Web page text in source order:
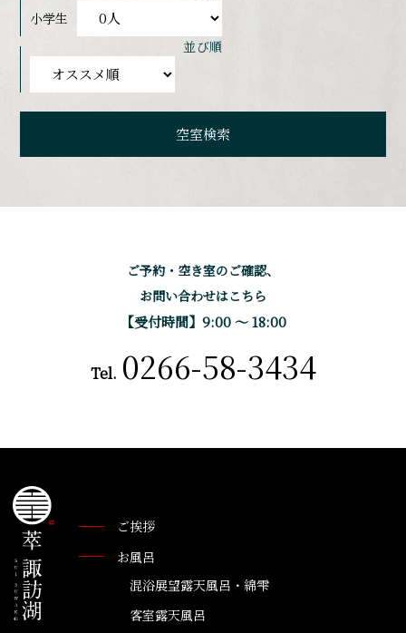
小学生
並び順
ご予約・空き室のご確認、
お問い合わせはこちら
【受付時間】9:00 〜 18:00
Tel. 0266-58-3434
ご挨拶
お風呂
混浴展望露天風呂・綿雫
客室露天風呂